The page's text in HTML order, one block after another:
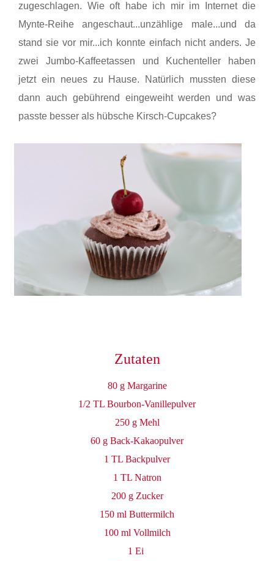
zugeschlagen. Wie oft habe ich mir im Internet die
Mynte-Reihe angeschaut...unzählige male...und da
stand sie vor mir...ich konnte einfach nicht anders. Je
zwei Jumbo-Kaffeetassen und Kuchenteller haben
jetzt ein neues zu Hause. Natürlich mussten diese
dann auch gebührend eingeweiht werden und was
passte besser als hübsche Kirsch-Cupcakes?
Zutaten
80 g Margarine
1/2 TL Bourbon-Vanillepulver
250 g Mehl
60 g Back-Kakaopulver
1 TL Backpulver
1 TL Natron
200 g Zucker
150 ml Buttermilch
100 ml Vollmilch
1 Ei